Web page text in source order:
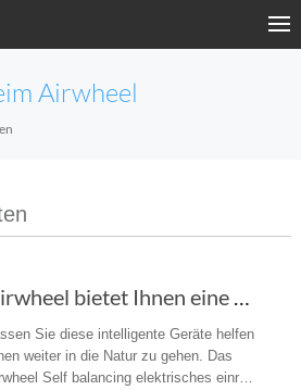
Airwheel
Airwheel bietet Ihnen eine unterschiedliche Ausflug-Erlebnis
Sie diese intelligente Geräte helfen
weiter in die Natur zu gehen. Das
Self balancing elektrisches einrad